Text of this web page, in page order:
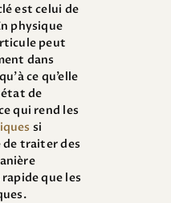
est celui de
physique
peut
dans
ce qu’elle
de
qui rend les
si
de traiter des
que les